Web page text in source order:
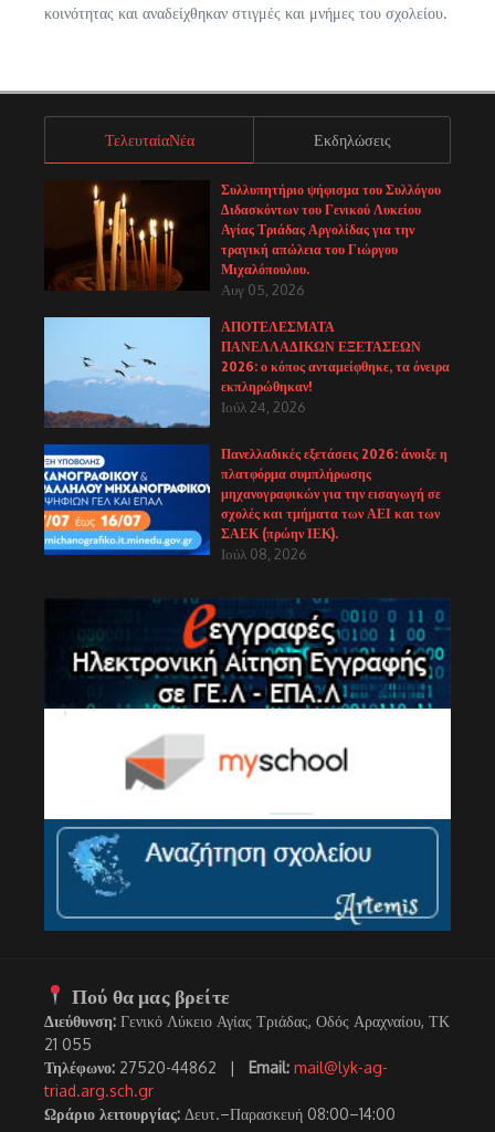
κοινότητας και αναδείχθηκαν στιγμές και μνήμες του σχολείου.
ΤελευταίαΝέα Εκδηλώσεις
Συλλυπητήριο ψήφισμα του Συλλόγου
Διδασκόντων του Γενικού Λυκείου
Αγίας Τριάδας Αργολίδας για την
τραγική απώλεια του Γιώργου
Μιχαλόπουλου.
Αυγ 05, 2026
ΑΠΟΤΕΛΕΣΜΑΤΑ
ΠΑΝΕΛΛΑΔΙΚΩΝ ΕΞΕΤΑΣΕΩΝ
2026: ο κόπος ανταμείφθηκε, τα όνειρα
εκπληρώθηκαν!
Ιούλ 24, 2026
Πανελλαδικές εξετάσεις 2026: άνοιξε η
πλατφόρμα συμπλήρωσης
μηχανογραφικών για την εισαγωγή σε
σχολές και τμήματα των ΑΕΙ και των
ΣΑΕΚ (πρώην ΙΕΚ).
Ιούλ 08, 2026
Πού θα μας βρείτε
Διεύθυνση: Γενικό Λύκειο Αγίας Τριάδας, Οδός Αραχναίου, ΤΚ
21 055
Τηλέφωνο: 27520-44862 | Email: mail@lyk-ag-
triad.arg.sch.gr
Ωράριο λειτουργίας: Δευτ.–Παρασκευή 08:00–14:00